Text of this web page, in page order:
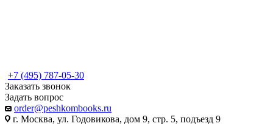
+7 (495) 787-05-30
Заказать звонок
Задать вопрос
order@peshkombooks.ru
г. Москва, ул. Годовикова, дом 9, стр. 5, подъезд 9